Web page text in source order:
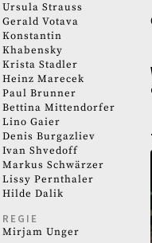
Ursula Strauss
Gerald Votava
Konstantin
Khabensky
Krista Stadler
Heinz Marecek
Paul Brunner
Bettina Mittendorfer
Lino Gaier
Denis Burgazliev
Ivan Shvedoff
Markus Schwärzer
Lissy Pernthaler
Hilde Dalik
REGIE
Mirjam Unger